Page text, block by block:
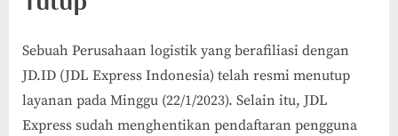
Sebuah Perusahaan logistik yang berafiliasi dengan
JD.ID (JDL Express Indonesia) telah resmi menutup
layanan pada Minggu (22/1/2023). Selain itu, JDL
Express sudah menghentikan pendaftaran pengguna